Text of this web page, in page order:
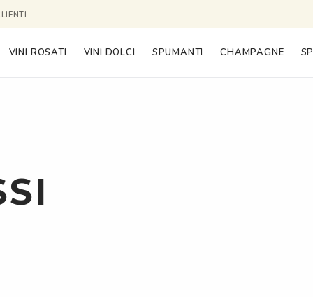
VINI ROSATI VINI DOLCI SPUMANTI CHAMPAGNE